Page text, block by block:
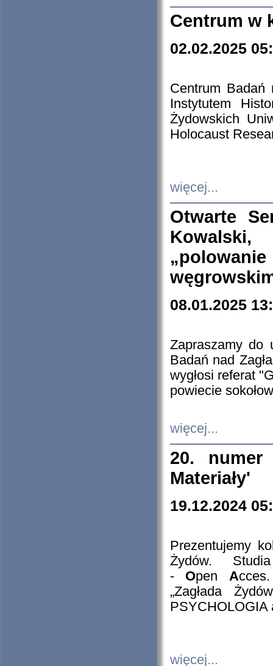
Centrum w
02.02.2025
Centrum Badań
Instytutem
Żydowskich
Holocaust
więcej...
Otwarte
08.01.2025
Zapraszamy do
Badań nad
wygłosi referat
powiecie
więcej...
20. numer
Materiały'
19.12.2024
Prezentujemy
Żydów.
- Open A
„Zagłada
PSYCHOLOGIA
więcej...